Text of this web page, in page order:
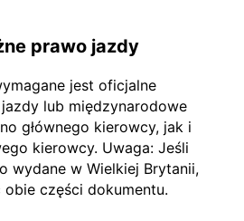
prawo jazdy
jest oficjalne
lub międzynarodowe
głównego kierowcy, jak i
kierowcy. Uwaga: Jeśli
wydane w Wielkiej Brytanii,
części dokumentu.